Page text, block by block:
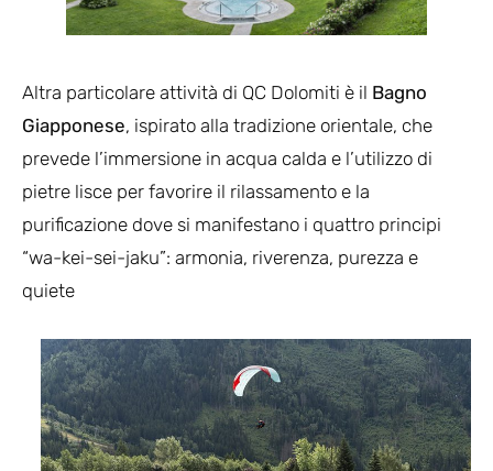
Altra particolare attività di QC Dolomiti è il Bagno
Giapponese, ispirato alla tradizione orientale, che
prevede l’immersione in acqua calda e l’utilizzo di
pietre lisce per favorire il rilassamento e la
purificazione dove si manifestano i quattro principi
“wa-kei-sei-jaku”: armonia, riverenza, purezza e
quiete